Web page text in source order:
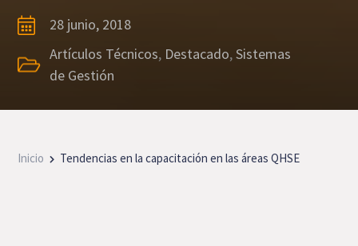
28 junio, 2018
Artículos Técnicos, Destacado,Sistemas
de Gestión
Inicio Tendencias en la capacitación en las áreas QHSE